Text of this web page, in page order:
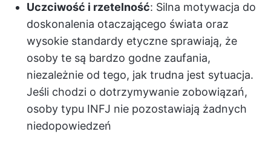
Uczciwość i rzetelność: Silna motywacja do
doskonalenia otaczającego świata oraz
wysokie standardy etyczne sprawiają, że
osoby te są bardzo godne zaufania,
niezależnie od tego, jak trudna jest sytuacja.
Jeśli chodzi o dotrzymywanie zobowiązań,
osoby typu INFJ nie pozostawiają żadnych
niedopowiedzeń